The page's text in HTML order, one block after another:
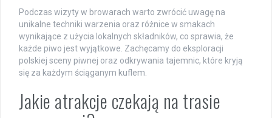
Podczas wizyty w browarach warto zwrócić uwagę na
unikalne techniki warzenia oraz różnice w smakach
wynikające z użycia lokalnych składników, co sprawia, że
każde piwo jest wyjątkowe. Zachęcamy do eksploracji
polskiej sceny piwnej oraz odkrywania tajemnic, które kryją
się za każdym ściąganym kuflem.
Jakie atrakcje czekają na trasie